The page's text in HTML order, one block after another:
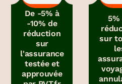
De -5% à
-10% de
réduction
sur
l'assurance
testée et
approuvée
5%
sur